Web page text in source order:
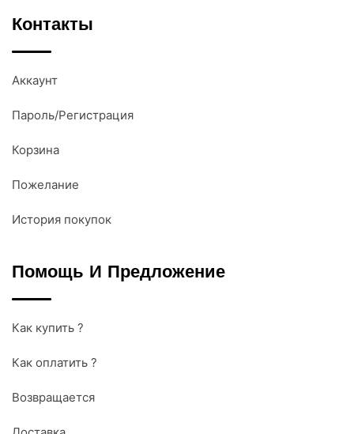
Контакты
Аккаунт
Пароль/Регистрация
Корзина
Пожелание
История покупок
Помощь И Предложение
Как купить ?
Как оплатить ?
Возвращается